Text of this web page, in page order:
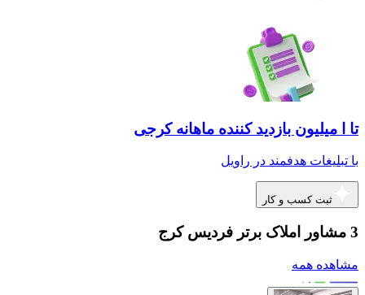
تا ا میلیون بازدید کننده ماهانه کرجی
با تبلیغات هدفمند در راویل
ثبت کسب و کار
3 مشاور املاک برتر فردیس کرج
مشاهده همه